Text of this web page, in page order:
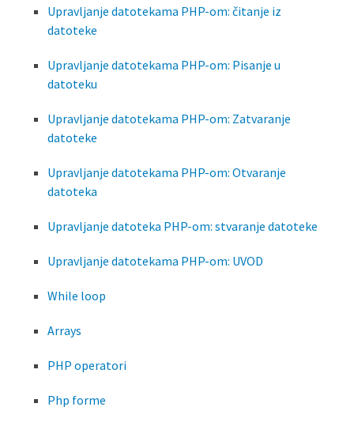
Upravljanje datotekama PHP-om: čitanje iz
datoteke
Upravljanje datotekama PHP-om: Pisanje u
datoteku
Upravljanje datotekama PHP-om: Zatvaranje
datoteke
Upravljanje datotekama PHP-om: Otvaranje
datoteka
Upravljanje datoteka PHP-om: stvaranje datoteke
Upravljanje datotekama PHP-om: UVOD
While loop
Arrays
PHP operatori
Php forme